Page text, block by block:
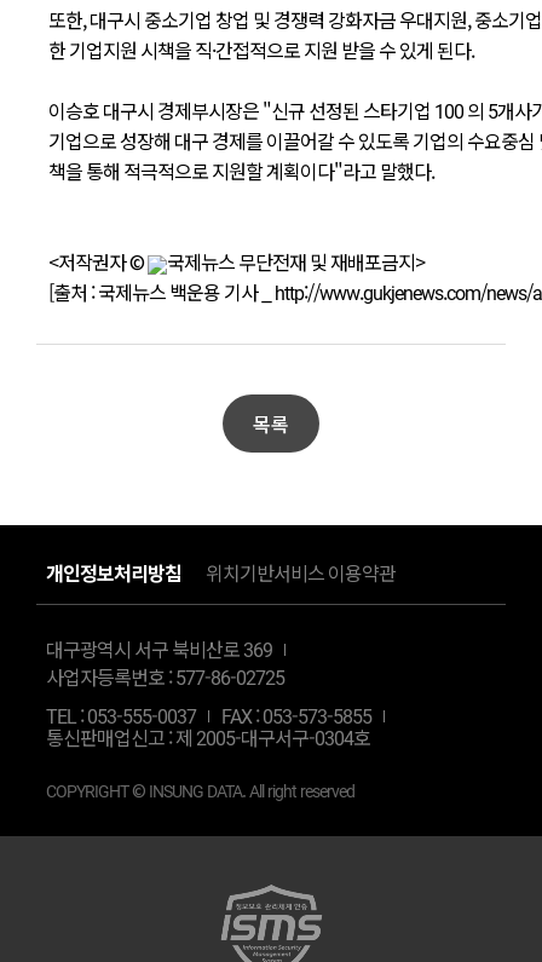
또한, 대구시 중소기업 창업 및 경쟁력 강화자금 우대지원, 중소기
한 기업지원 시책을 직·간접적으로 지원 받을 수 있게 된다.
이승호 대구시 경제부시장은 "신규 선정된 스타기업 100 의 5개사
기업으로 성장해 대구 경제를 이끌어갈 수 있도록 기업의 수요중
책을 통해 적극적으로 지원할 계획이다"라고 말했다.
<저작권자 ©
국제뉴스 무단전재 및 재배포금지>
[출처 : 국제뉴스 백운용 기사 _ http://www.gukjenews.com/
목록
개인정보처리방침 위치기반서비스 이용약관
대구광역시 서구 북비산로 369
사업자등록번호 : 577-86-02725
TEL :053-555-0037 FAX : 053-573-5855
통신판매업신고 : 제 2005-대구서구-0304호
COPYRIGHT © INSUNG DATA. All right reserved